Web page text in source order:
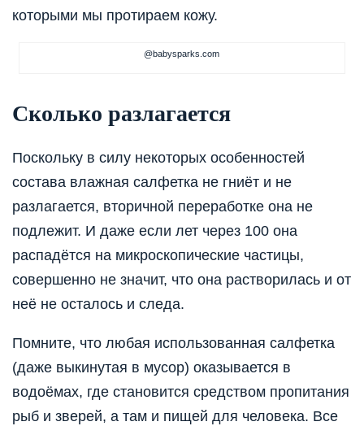
которыми мы протираем кожу.
@babysparks.com
Сколько разлагается
Поскольку в силу некоторых особенностей
состава влажная салфетка не гниёт и не
разлагается, вторичной переработке она не
подлежит. И даже если лет через 100 она
распадётся на микроскопические частицы,
совершенно не значит, что она растворилась и от
неё не осталось и следа.
Помните, что любая использованная салфетка
(даже выкинутая в мусор) оказывается в
водоёмах, где становится средством пропитания
рыб и зверей, а там и пищей для человека. Все